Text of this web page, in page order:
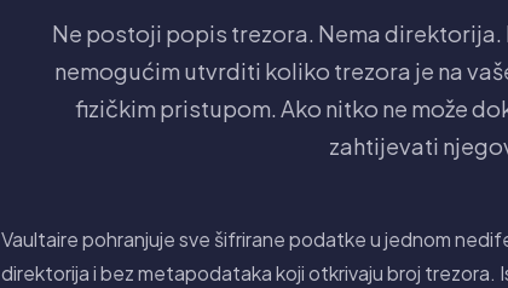
Ne postoji popis trezora. Nema
nemogućim utvrditi koliko trezora je na
fizičkim pristupom. Ako nitko ne može
zahtijevati
Vaultaire pohranjuje sve šifrirane podatke u jednom
direktorija i bez metapodataka koji otkrivaju broj trezora.